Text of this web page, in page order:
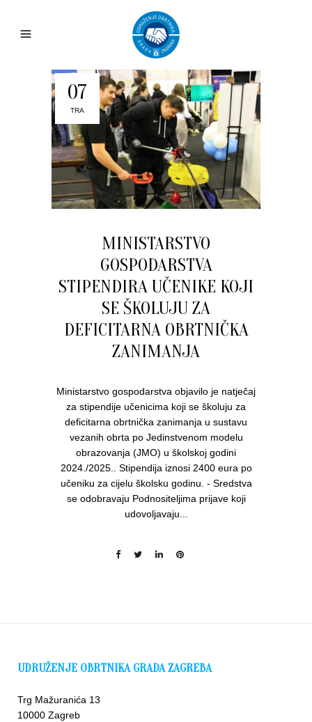
07
TRA
MINISTARSTVO
GOSPODARSTVA
STIPENDIRA UČENIKE KOJI
SE ŠKOLUJU ZA
DEFICITARNA OBRTNIČKA
ZANIMANJA
Ministarstvo gospodarstva objavilo je natječaj
za stipendije učenicima koji se školuju za
deficitarna obrtnička zanimanja u sustavu
vezanih obrta po Jedinstvenom modelu
obrazovanja (JMO) u školskoj godini
2024./2025.. Stipendija iznosi 2400 eura po
učeniku za cijelu školsku godinu. - Sredstva
se odobravaju Podnositeljima prijave koji
udovoljavaju...
UDRUŽENJE OBRTNIKA GRADA ZAGREBA
Trg Mažuranića 13
10000 Zagreb